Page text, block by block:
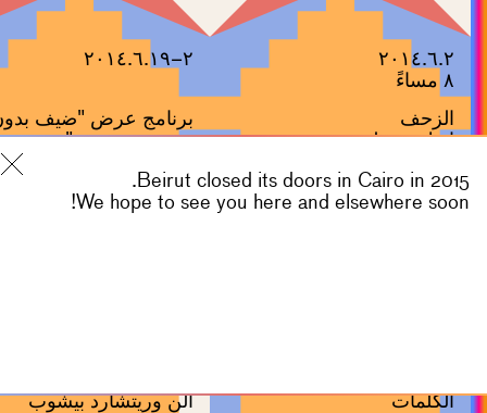
Beirut closed its doors in Cairo in 2015.
We hope to see you here and elsewhere soon!
٢٠١٤.٦.٢
٨ مساءً
الزحف
إريك بودولير
٢–٢٠١٤.٦.١٩
برنامج عرض "ضيف
مضيف هو شبح"
الكلمات
آلن وريتشارد بيشوب